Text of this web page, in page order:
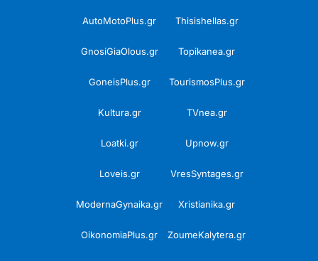
AutoMotoPlus.gr Thisishellas.gr
GnosiGiaOlous.gr Topikanea.gr
GoneisPlus.gr TourismosPlus.gr
Kultura.gr TVnea.gr
Loatki.gr Upnow.gr
Loveis.gr VresSyntages.gr
ModernaGynaika.gr Xristianika.gr
OikonomiaPlus.gr ZoumeKalytera.gr